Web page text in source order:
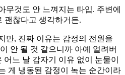
무것도 안 느껴지는 타입. 주변에
괜찮다고 생각하거든.
만, 진짜 이유는 감정의 전원을
안 될 것 같으니까 아예 얼려버
느 날 갑자기 이유 없이 눈물이
게 냉동된 감정이 녹는 순간이라